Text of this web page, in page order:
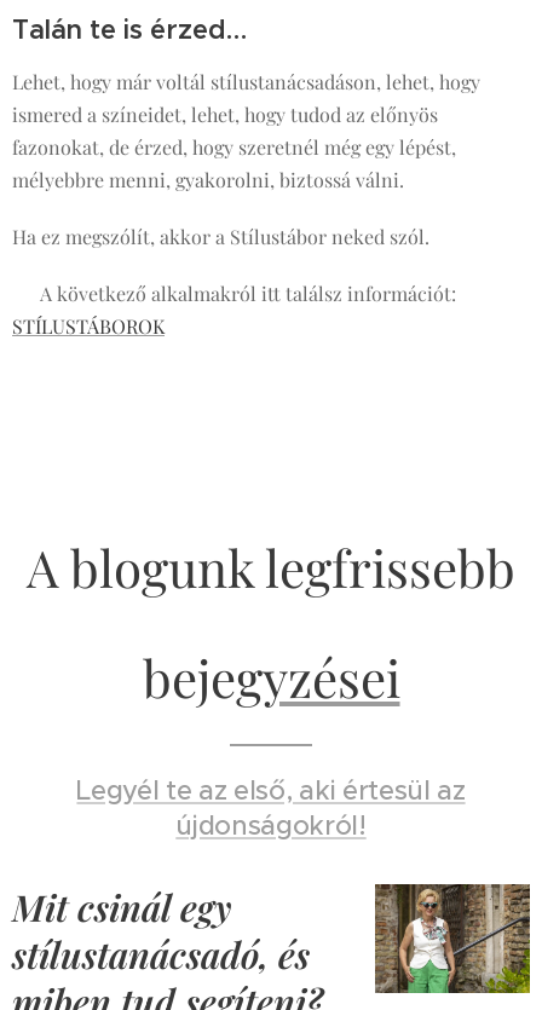
Talán te is érzed…
Lehet, hogy már voltál stílustanácsadáson, lehet, hogy
ismered a színeidet, lehet, hogy tudod az előnyös
fazonokat, de érzed, hogy szeretnél még egy lépést,
mélyebbre menni, gyakorolni, biztossá válni.
Ha ez megszólít, akkor a Stílustábor neked szól.
👉 A következő alkalmakról itt találsz információt:
STÍLUSTÁBOROK
A blogunk legfrissebb
bejegyzései
Legyél te az első, aki értesül az
újdonságokról!
Mit csinál egy
stílustanácsadó, és